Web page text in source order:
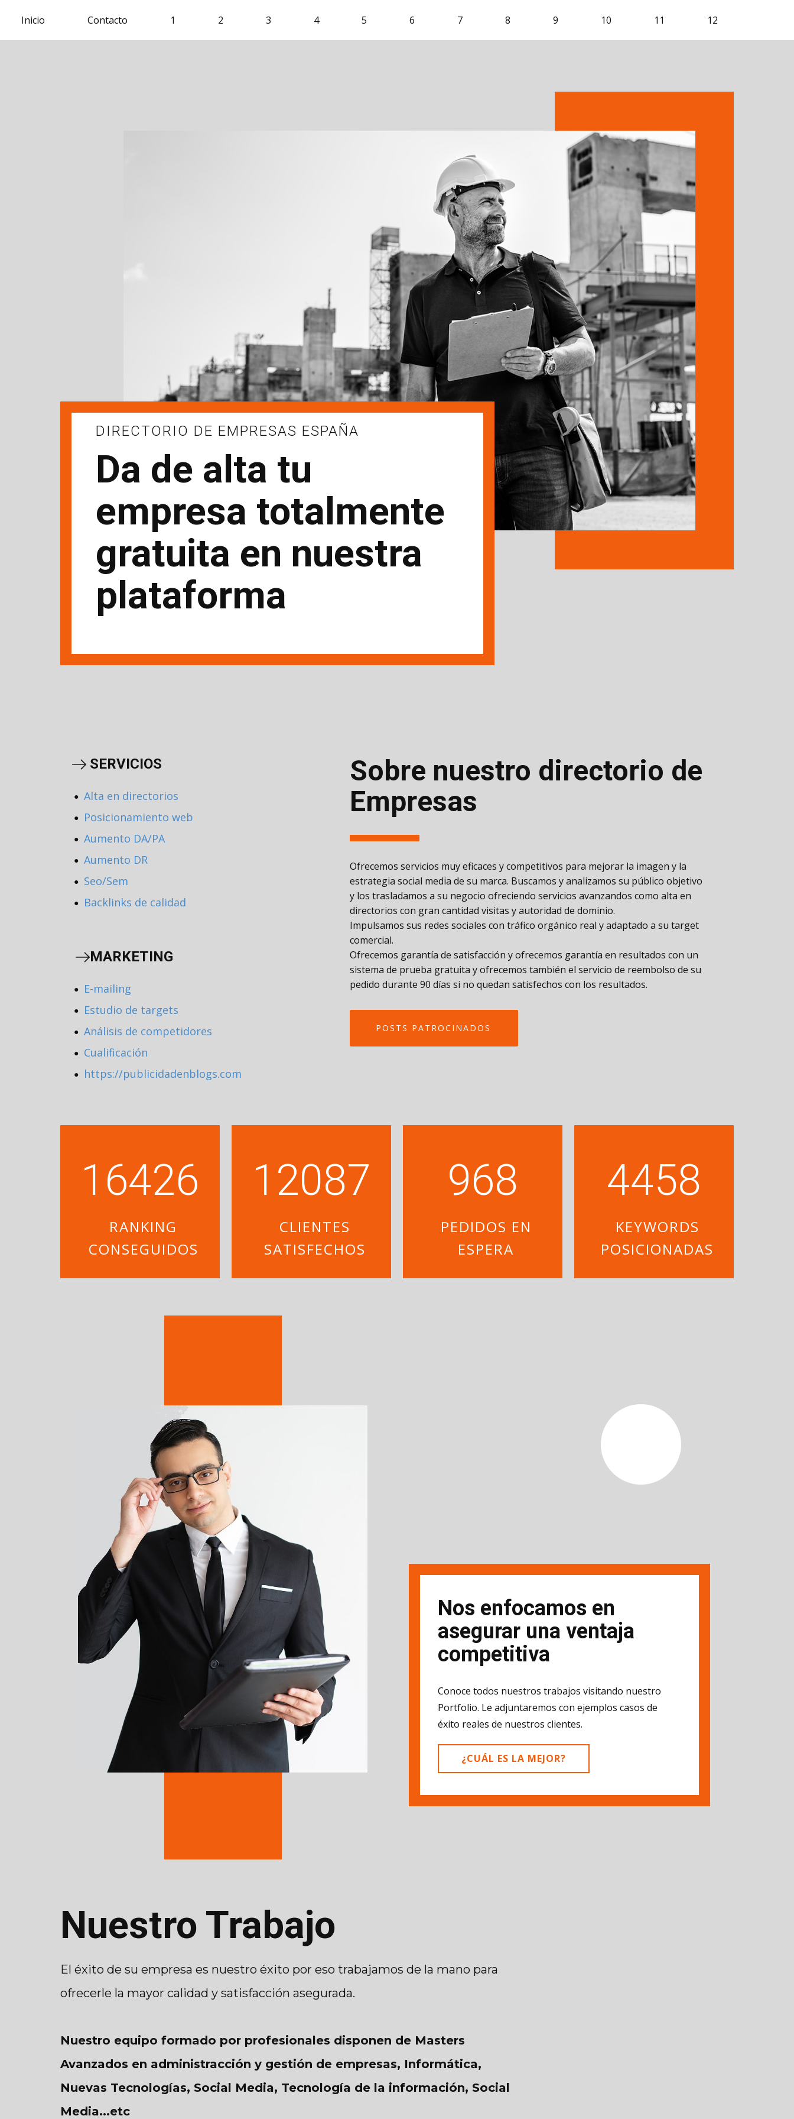
Inicio Contacto 1 2 3 4 5 6 7 8 9 10 11 12
DIRECTORIO DE EMPRESAS ESPAÑA
Da de alta tu
empresa totalmente
gratuita en nuestra
plataforma
SERVICIOS
● Alta en directorios
● Posicionamiento web
● Aumento DA/PA
● Aumento DR
● Seo/Sem
● Backlinks de calidad
MARKETING
● E-mailing
● Estudio de targets
● Análisis de competidores
● Cualificación
● https://publicidadenblogs.com
Sobre nuestro directorio de
Empresas
Ofrecemos servicios muy eficaces y competitivos para mejorar la imagen y la
estrategia social media de su marca. Buscamos y analizamos su público objetivo
y los trasladamos a su negocio ofreciendo servicios avanzandos como alta en
directorios con gran cantidad visitas y autoridad de dominio.
Impulsamos sus redes sociales con tráfico orgánico real y adaptado a su target
comercial.
Ofrecemos garantía de satisfacción y ofrecemos garantía en resultados con un
sistema de prueba gratuita y ofrecemos también el servicio de reembolso de su
pedido durante 90 días si no quedan satisfechos con los resultados.
POSTS PATROCINADOS
16580
RANKING
CONSEGUIDOS
12200
CLIENTES
SATISFECHOS
977
PEDIDOS EN
ESPERA
4500
KEYWORDS
POSICIONADAS
Nos enfocamos en
asegurar una ventaja
competitiva
Conoce todos nuestros trabajos visitando nuestro
Portfolio. Le adjuntaremos con ejemplos casos de
éxito reales de nuestros clientes.
¿CUÁL ES LA MEJOR?
Nuestro Trabajo
El éxito de su empresa es nuestro éxito por eso trabajamos de la mano para
ofrecerle la mayor calidad y satisfacción asegurada.
Nuestro equipo formado por profesionales disponen de Masters
Avanzados en administracción y gestión de empresas, Informática,
Nuevas Tecnologías, Social Media, Tecnología de la información, Social
Media...etc